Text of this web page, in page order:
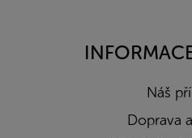
Náš
Doprava